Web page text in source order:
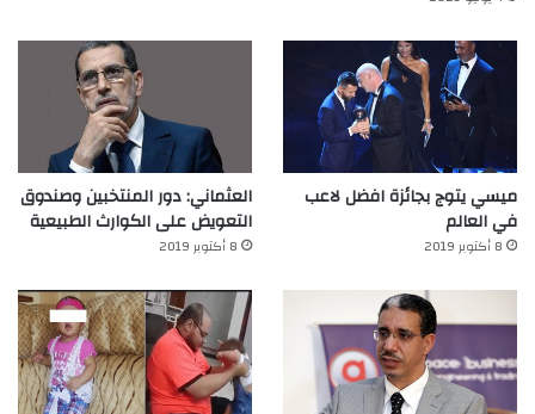
ميسي يتوج بجائزة افضل لاعب
في العالم‎
8 أكتوبر 2019
العثماني: دور المنتخبين وصندوق
التعويض على الكوارث الطبيعية
8 أكتوبر 2019